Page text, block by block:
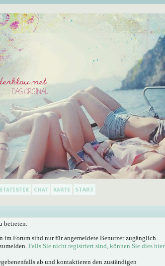
betreten:
Forum sind nur für angemeldete Benutzer zugänglich.
Falls Sie nicht registriert sind, können Sie dies hier
ab und kontaktieren den zuständigen